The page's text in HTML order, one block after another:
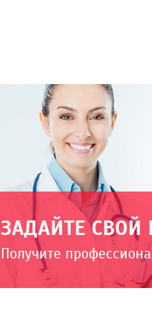
ЗАДАЙТЕ СВОЙ
Получите